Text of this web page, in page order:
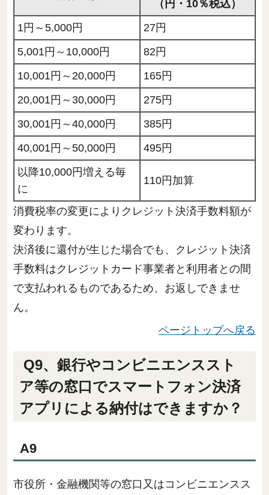
（円・10％税込）
1円～5,000円
27円
5,001円～10,000円
82円
10,001円～20,000円
165円
20,001円～30,000円
275円
30,001円～40,000円
385円
40,001円～50,000円
495円
以降10,000円増える毎
に
110円加算
消費税率の変更によりクレジット決済手数料額が
変わります。
決済後に還付が生じた場合でも、クレジット決済
手数料はクレジットカード事業者と利用者との間
で支払われるものであるため、お返しできませ
ん。
ページトップへ戻る
Q9、銀行やコンビニエンススト
ア等の窓口でスマートフォン決済
アプリによる納付はできますか？
A9
市役所・金融機関等の窓口又はコンビニエンスス